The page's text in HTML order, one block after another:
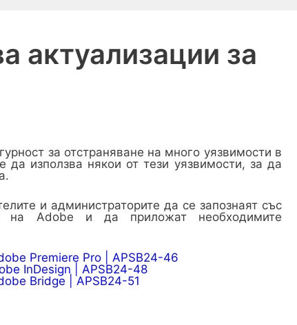
актуализации за
за отстраняване на много уязвимости в
използва някои от тези уязвимости, за да
и администраторите да се запознаят със
на Adobe и да приложат необходимите
Premiere Pro | APSB24-46
InDesign | APSB24-48
Bridge | APSB24-51